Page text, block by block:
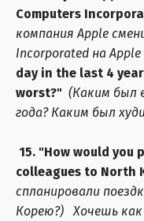
Computers
компания Apple
Incorporated на Apple
day in the last 4
worst?" (Каким был
года? Каким был
15. "How would
colleagues to North
спланировали
Корею?)
Хочешь